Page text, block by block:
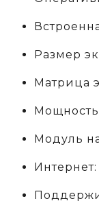
Размер
Матрица
Мощность
Модуль
Интернет: